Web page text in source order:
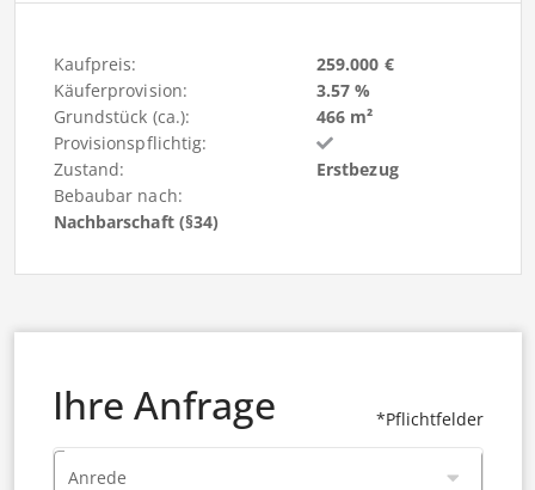
Kaufpreis:
259.000 €
Käuferprovision:
3.57 %
Grundstück (ca.):
466 m²
Provisionspflichtig:
Zustand:
Erstbezug
Bebaubar nach:
Nachbarschaft (§34)
*Pflichtfelder
Ihre Anfrage
Anrede